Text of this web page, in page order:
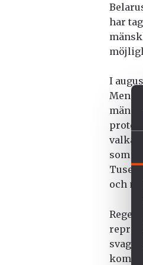
har
I
Men
som
och